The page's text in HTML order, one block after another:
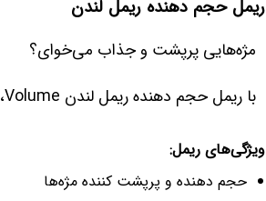
ریمل حجم دهنده ریمل لندن
مژه‌هایی پرپشت و جذاب می‌خوای؟
با ریمل حجم دهنده ریمل لندن Volume، به مژه‌هایی جسورانه و حجیم سلام کن! ️‍️
ویژگی‌های ریمل:
حجم دهنده و پرپشت کننده مژه‌ها